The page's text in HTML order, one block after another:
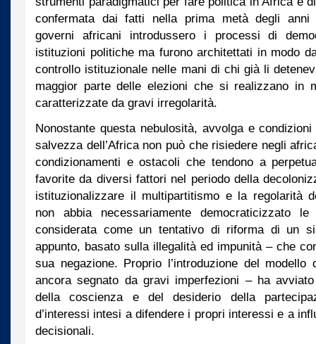
confermata dai fatti nella prima metà degli anni
governi africani introdussero i processi di
istituzioni politiche ma furono architettati in modo
controllo istituzionale nelle mani di chi già li
maggior parte delle elezioni che si realizzano in
caratterizzate da gravi irregolarità.
Nonostante questa nebulosità, avvolga e
salvezza dell’Africa non può che risiedere negli
condizionamenti e ostacoli che tendono a
favorite da diversi fattori nel periodo della
istituzionalizzare il multipartitismo e la regolarità
non abbia necessariamente democraticizzato
considerata come un tentativo di riforma di un
appunto, basato sulla illegalità ed impunità – che
sua negazione. Proprio l’introduzione del
ancora segnato da gravi imperfezioni – ha
della coscienza e del desiderio della
d’interessi intesi a difendere i propri interessi e a
decisionali.